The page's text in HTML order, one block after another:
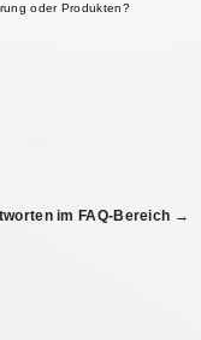
oder Produkten?
im FAQ-Bereich →